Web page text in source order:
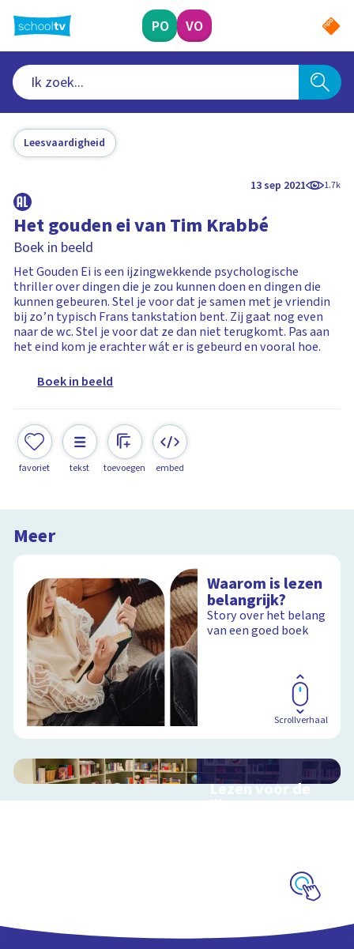
naar
hoofdinhoud
PO VO
Leesvaardigheid
13 sep 2021 1.7k
Het gouden ei van Tim Krabbé
Boek in beeld
Het Gouden Ei is een ijzingwekkende psychologische
thriller over dingen die je zou kunnen doen en dingen die
kunnen gebeuren. Stel je voor dat je samen met je vriendin
bij zo’n typisch Frans tankstation bent. Zij gaat nog even
naar de wc. Stel je voor dat ze dan niet terugkomt. Pas aan
het eind kom je erachter wát er is gebeurd en vooral hoe.
Boek in beeld
favoriet tekst toevoegen embed
Meer
Waarom is lezen
belangrijk?
Story over het belang
van een goed boek
Scrollverhaal
Lezen voor de
lijst